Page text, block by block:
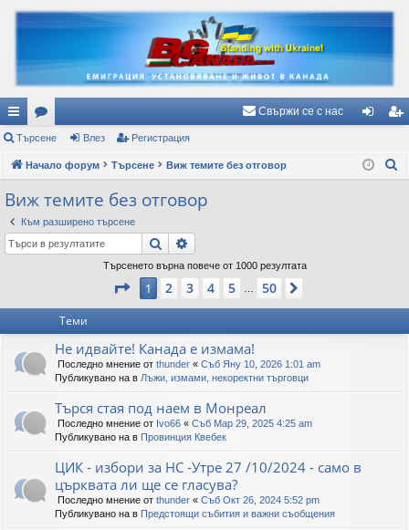
ъ
рз
и
вр
ъз
ор
ум
Свържи се с нас
з ис
Търсене Влез Регистрация
Начало форум Търсене Виж темите без отговор
Виж темите без отговор
Към разширено търсене
Търсене
Търсенето върна повече от 1000 резултата
Страница от 50
1 2 3 4 5 50
Теми
Не идвайте! Канада е измама!
Последно мнение от thunder « Съб Яну 10, 2026 1:01 am
Публикувано на в Лъжи, измами, некоректни търговци
Търся стая под наем в Монреал
Последно мнение от Ivo66 « Съб Мар 29, 2025 4:25 am
Публикувано на в Провинция Квебек
ЦИК - избори за НС -Утре 27 /10/2024 - само в
църквата ли ще се гласува?
Последно мнение от thunder « Съб Окт 26, 2024 5:52 pm
Публикувано на в Предстоящи събития и важни съобщения